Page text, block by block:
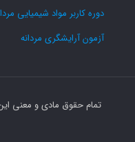
دوره کاربر مواد شیمیایی
آزمون آرایشگری مردانه
تمام حقوق مادی و معنی